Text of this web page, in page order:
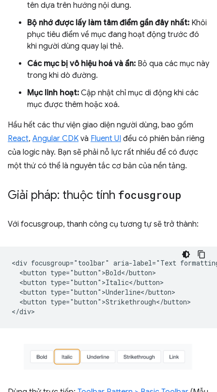
tên dựa trên hướng nội dung.
Bộ nhớ được lấy làm tâm điểm gần đây nhất: Khôi
phục tiêu điểm về mục đang hoạt động trước đó
khi người dùng quay lại thẻ.
Các mục bị vô hiệu hoá và ẩn: Bỏ qua các mục này
trong khi dò đường.
Mục linh hoạt: Cập nhật chỉ mục di động khi các
mục được thêm hoặc xoá.
Hầu hết các thư viện giao diện người dùng, bao gồm
React, Angular CDK và Fluent UI đều có phiên bản riêng
của logic này. Bạn sẽ phải nỗ lực rất nhiều để có được
một thứ có thể là nguyên tắc cơ bản của nền tảng.
Giải pháp: thuộc tính focusgroup
Với focusgroup, thanh công cụ tương tự sẽ trở thành:
<div focusgroup="toolbar" aria-label="Text
  <button type="button">Bold</button>
  <button type="button">Italic</button>
  <button type="button">Underline</button>
  <button type="button">Strikethrough</button>